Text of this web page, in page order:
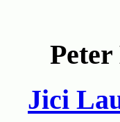
Jici